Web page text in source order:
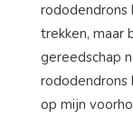
rododendrons
trekken, maar
gereedschap
op mijn